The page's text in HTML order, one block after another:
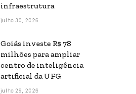
infraestrutura
julho 30, 2026
Goiás investe R$ 78
milhões para ampliar
centro de inteligência
artificial da UFG
julho 29, 2026